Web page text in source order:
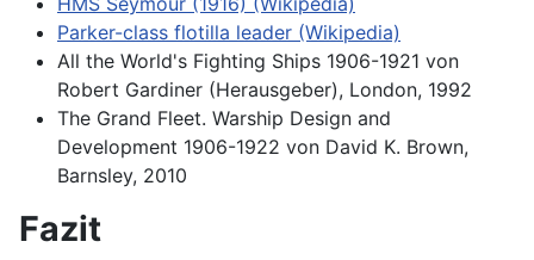
Parker-class flotilla leader (Wikipedia)
All the World's Fighting Ships 1906-1921 von
Robert Gardiner (Herausgeber), London, 1992
The Grand Fleet. Warship Design and
Development 1906-1922 von David K. Brown,
Barnsley, 2010
Fazit